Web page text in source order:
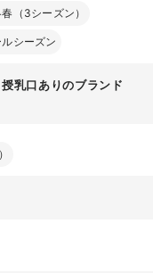
（3シーズン）
ルシーズン
乳口ありのブランド